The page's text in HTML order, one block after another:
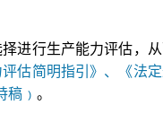
进行生产能力评估，
估简明指引》、《法
稿﹚ 。